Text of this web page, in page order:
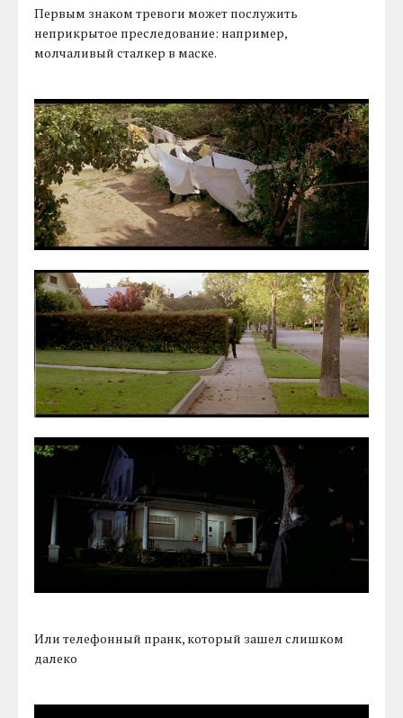
Первым знаком тревоги может послужить
неприкрытое преследование: например,
молчаливый сталкер в маске.
Или телефонный пранк, который зашел слишком
далеко